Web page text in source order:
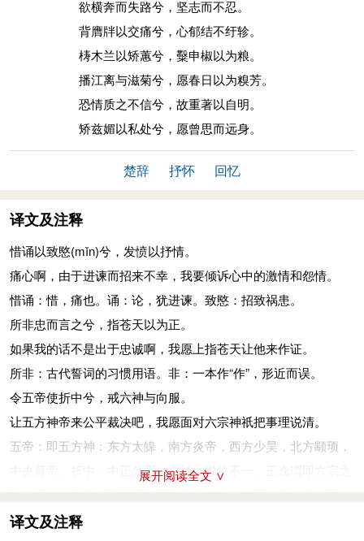
欲横奔而失路兮，坚志而不忍。
背膺牉以交痛兮，心郁结不纡轸。
梼木兰以矫蕙兮，糳申椒以为粮。
播江离与滋菊兮，愿春日以为糗芳。
恐情质之不信兮，故重著以自明。
矫兹媚以私处兮，愿曾思而远身。
楚辞 抒怀 回忆
译文及注释
惜诵以致愍(mǐn)兮，发愤以抒情。
痛心啊，由于进谏而招来不幸，我要倾诉心中的激情和怨情。
惜诵：惜，痛也。诵：论，犹进谏。致愍：招致祸患。
所非忠而言之兮，指苍天以为正。
如果我的话不是出于忠诚啊，我愿上指苍天让他来作证。
所非：古代誓词的习惯用语。非：一本作“作”，形近而误。
令五帝使折中兮，戒六神与向服。
让五方神帝来公平裁决吧，我愿面对六宗神祇把事理说清。
五帝：即五方神：东方太皞，南方炎帝，西方少昊，北方颛顼，
中央黄帝。折中：中正公平。六神：说法不一。王逸谓即六宗之
水旱。
展开阅读全文 ∨
译文及注释